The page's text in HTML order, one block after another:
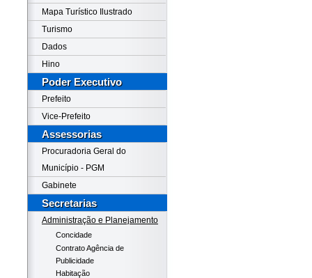
Mapa Turístico Ilustrado
Turismo
Dados
Hino
Poder Executivo
Prefeito
Vice-Prefeito
Assessorias
Procuradoria Geral do
Município - PGM
Gabinete
Secretarias
Administração e Planejamento
Concidade
Contrato Agência de
Publicidade
Habitação